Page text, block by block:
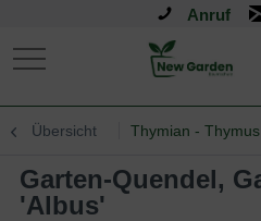
Anruf
Übersicht Thymian - Thymus
Garten-Quendel, Garten-Thymian
'Albus'